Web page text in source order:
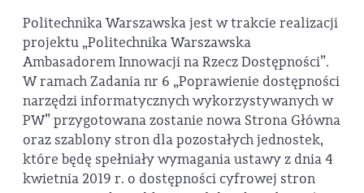
Politechnika Warszawska jest w trakcie realizacji
projektu „Politechnika Warszawska
Ambasadorem Innowacji na Rzecz Dostępności”.
W ramach Zadania nr 6 „Poprawienie dostępności
narzędzi informatycznych wykorzystywanych w
PW” przygotowana zostanie nowa Strona Główna
oraz szablony stron dla pozostałych jednostek,
które będę spełniały wymagania ustawy z dnia 4
kwietnia 2019 r. o dostępności cyfrowej stron